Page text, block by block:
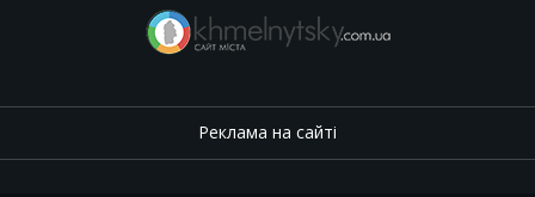
Реклама на сайті